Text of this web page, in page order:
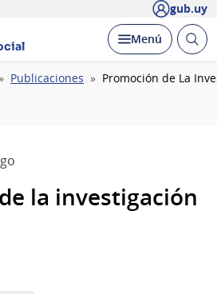
gub.uy
Desplegar
Menú Abrir
Publicaciones Promoción de La
la investigación